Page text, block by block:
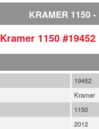
KRAMER 1150
Kramer 1150 #19452
19452
Kramer
1150
2012